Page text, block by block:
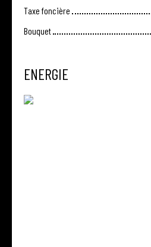
Taxe foncière
Bouquet
ENERGIE